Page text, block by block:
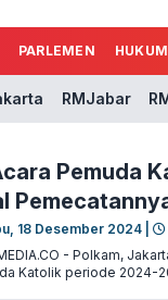
PARLEMEN HUKUM
RMJabar
Pemuda
18 Desember 2024 |
- Polkam,
Katolik periode 2024-